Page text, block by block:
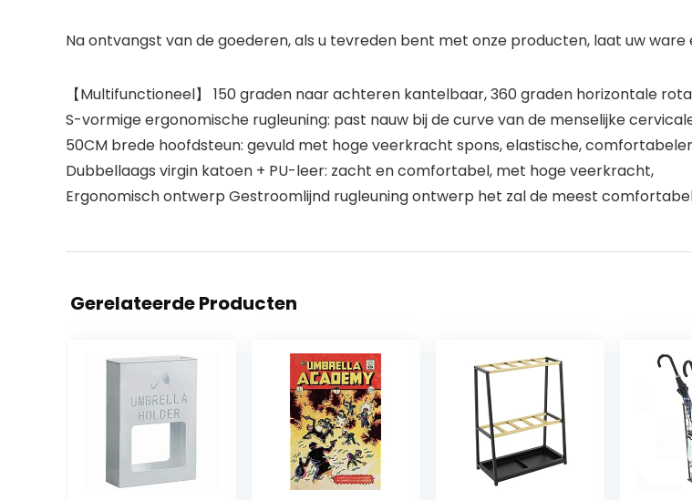
Na ontvangst van de goederen, als u tevreden bent met onze producten, laat uw ware
【Multifunctioneel】 150 graden naar achteren kantelbaar, 360 graden horizontale
S-vormige ergonomische rugleuning: past nauw bij de curve van de menselijke
50CM brede hoofdsteun: gevuld met hoge veerkracht spons, elastische,
Dubbellaags virgin katoen + PU-leer: zacht en comfortabel, met hoge veerkracht,
Ergonomisch ontwerp Gestroomlijnd rugleuning ontwerp het zal de meest
Gerelateerde Producten